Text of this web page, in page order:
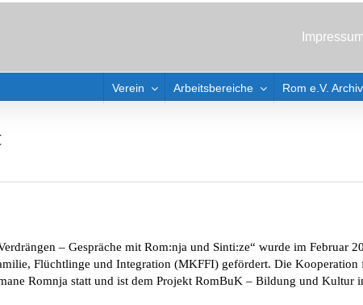
Verein Arbeitsbereiche Rom e.V. Archiv
Impressum
– Gespräche mit Rom:nja und Sinti:ze“ wurde im Februar
Flüchtlinge und Integration (MKFFI) gefördert. Die Kooperation
Romnja statt und ist dem Projekt RomBuK – Bildung und Kultur